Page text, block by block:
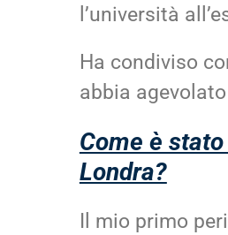
l’università
Ha condiviso
abbia
Come è
Londra?
Il mio primo